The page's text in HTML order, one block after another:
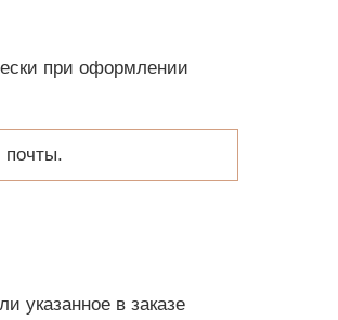
при оформлении
почты.
указанное в заказе